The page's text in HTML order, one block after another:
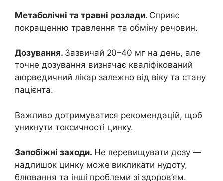
Метаболічні та травні розлади. Сприяє
покращенню травлення та обміну речовин.
Дозування. Зазвичай 20–40 мг на день, але
точне дозування визначає кваліфікований
аюрведичний лікар залежно від віку та стану
пацієнта.
Важливо дотримуватися рекомендацій, щоб
уникнути токсичності цинку.
Запобіжні заходи. Не перевищувати дозу —
надлишок цинку може викликати нудоту,
блювання та інші проблеми зі здоров’ям.